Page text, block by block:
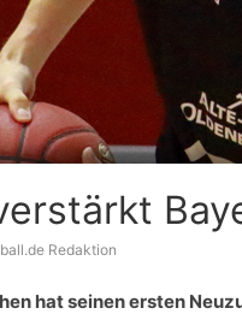
Redaktion
hat seinen ersten